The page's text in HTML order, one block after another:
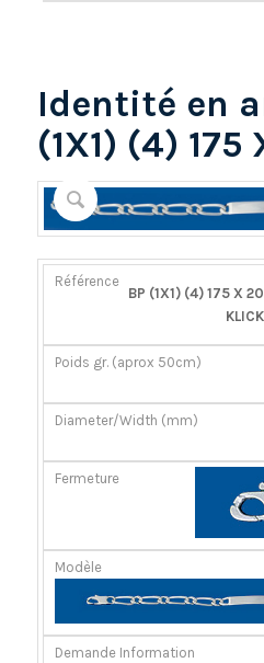
Identité en
(1X1) (4)
RÉFÉRENCE
POIDS
50CM)
BP (1X1) (4) 175 X
KLICK